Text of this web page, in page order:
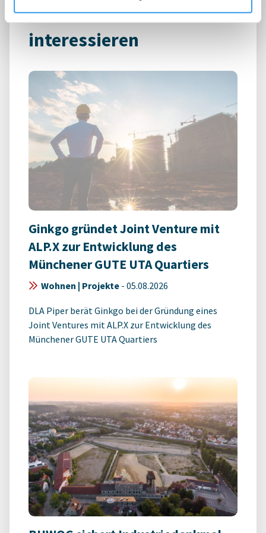
Das könnte Dich auch
interessieren
Ginkgo gründet Joint Venture mit
ALP.X zur Entwicklung des
Münchener GUTE UTA Quartiers
Wohnen | Projekte - 05.08.2026
DLA Piper berät Ginkgo bei der Gründung eines
Joint Ventures mit ALP.X zur Entwicklung des
Münchener GUTE UTA Quartiers